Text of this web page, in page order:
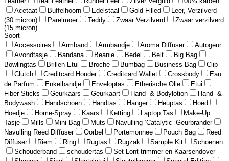
Acetaat
Buffelhoorn Edelstaal Gold Filled
Leer, Verzilverd
(30 micron)
Parelmoer Teddy Zwaar Verzilverd
Zwaar verzilverd
(15 micron)
Soort
Accessoires
Armband Armbandje Aroma Diffuser
Autogeur
Avondtasje
Bandana Beanie Bedel Belt
Big Bag
Bowlingtas
Brillen Etui Broche Bumbag Business Bag
Clip
Clutch
Creditcard Houder Creditcard Wallet Crossbody
Eau
de Parfum
Enkelbandje Enveloptas Etherische Olie
Etui
Fiber Sticks
Geurkaars Geurkaart Hand- & Bodylotion
Hand- &
Bodywash
Handschoen Handtas Hanger Heuptas
Hoed
Hoedje
Home-Spray Kaars Ketting Laptop Tas
Make-Up
Tasje
Mills Mini Bag Muts
Navulling ‘Catalytic’ Geurbrander
Navulling Reed Diffuser
Oorbel Portemonnee Pouch Bag
Reed
Diffuser
Riem Ring Rugtas Rugzak Sample Kit
Schoenen
Schouderband
schoudertas
Set Lont-trimmer en Kaarsendover